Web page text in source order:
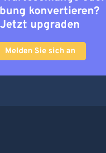
konvertieren?
Jetzt upgraden
Melden Sie sich an